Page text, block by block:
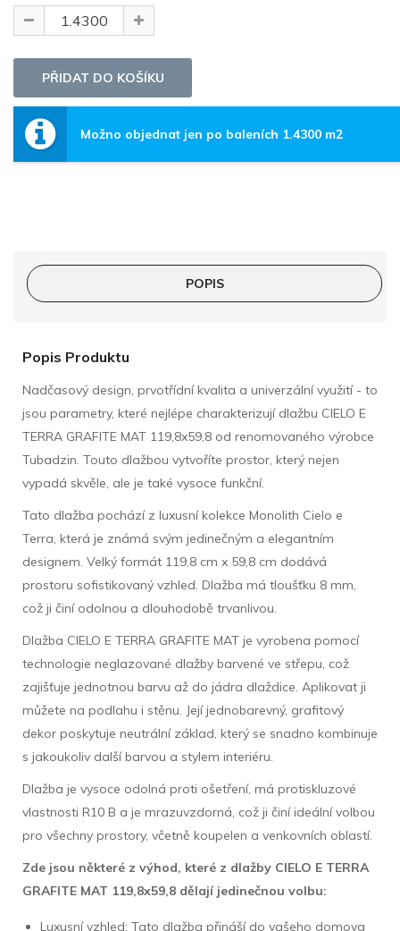
Možno objednat jen po baleních 1.4300 m2
POPIS
Popis Produktu
Nadčasový design, prvotřídní kvalita a univerzální využití - to
jsou parametry, které nejlépe charakterizují dlažbu CIELO E
TERRA GRAFITE MAT 119,8x59,8 od renomovaného výrobce
Tubadzin. Touto dlažbou vytvoříte prostor, který nejen
vypadá skvěle, ale je také vysoce funkční.
Tato dlažba pochází z luxusní kolekce Monolith Cielo e
Terra, která je známá svým jedinečným a elegantním
designem. Velký formát 119,8 cm x 59,8 cm dodává
prostoru sofistikovaný vzhled. Dlažba má tloušťku 8 mm,
což ji činí odolnou a dlouhodobě trvanlivou.
Dlažba CIELO E TERRA GRAFITE MAT je vyrobena pomocí
technologie neglazované dlažby barvené ve střepu, což
zajišťuje jednotnou barvu až do jádra dlaždice. Aplikovat ji
můžete na podlahu i stěnu. Její jednobarevný, grafitový
dekor poskytuje neutrální základ, který se snadno kombinuje
s jakoukoliv další barvou a stylem interiéru.
Dlažba je vysoce odolná proti ošetření, má protiskluzové
vlastnosti R10 B a je mrazuvzdorná, což ji činí ideální volbou
pro všechny prostory, včetně koupelen a venkovních oblastí.
Zde jsou některé z výhod, které z dlažby CIELO E TERRA
GRAFITE MAT 119,8x59,8 dělají jedinečnou volbu:
Luxusní vzhled: Tato dlažba přináší do vašeho domova